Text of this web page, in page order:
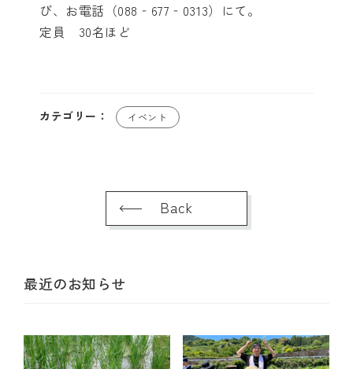
び、お電話（088‐677‐0313）にて。
定員 30名ほど
カテゴリー： イベント
Back
最近のお知らせ